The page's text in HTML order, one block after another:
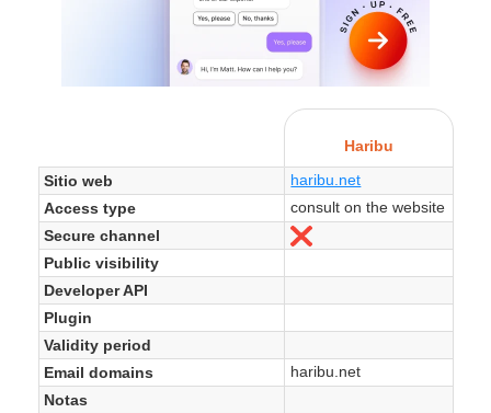
Haribu
Sitio web
haribu.net
Access type
consult on the website
Secure channel
No
Public visibility
Developer API
Plugin
Validity period
Email domains
haribu.net
Notas